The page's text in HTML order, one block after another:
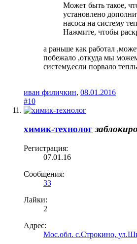
Может быть такое,
установлено
насоса на систему
Нажмите, чтобы
а раньше как работал
побежало ,откуда мы
систему,если порвало
иван филичкин, 08.01.2016
#10
химик-технолог
Регистрация:
07.01.16
Сообщения:
33
Лайки:
2
Адрес:
Мос.обл. с.Строкино,